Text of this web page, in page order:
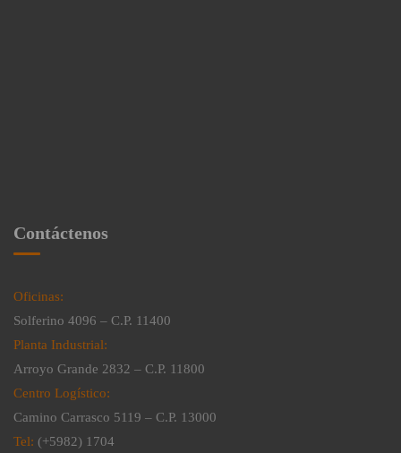
Contáctenos
Oficinas:
Solferino 4096 – C.P. 11400
Planta Industrial:
Arroyo Grande 2832 – C.P. 11800
Centro Logístico:
Camino Carrasco 5119 – C.P. 13000
Tel: (+5982) 1704